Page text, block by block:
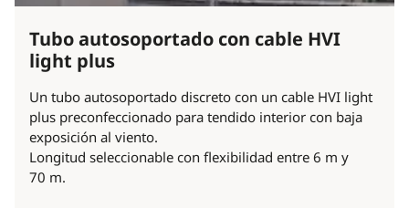
Tubo autosoportado con cable HVI
light plus
Un tubo autosoportado discreto con un cable HVI light
plus preconfeccionado para tendido interior con baja
exposición al viento.
Longitud seleccionable con flexibilidad entre 6 m y
70 m.